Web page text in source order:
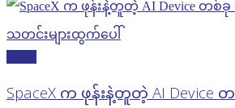
SpaceX က ဖုန်းနဲ့တူတဲ့ AI Device